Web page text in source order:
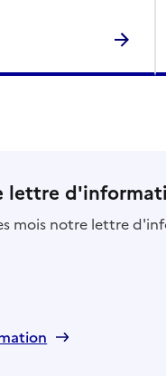
lettre
mois notre lettre